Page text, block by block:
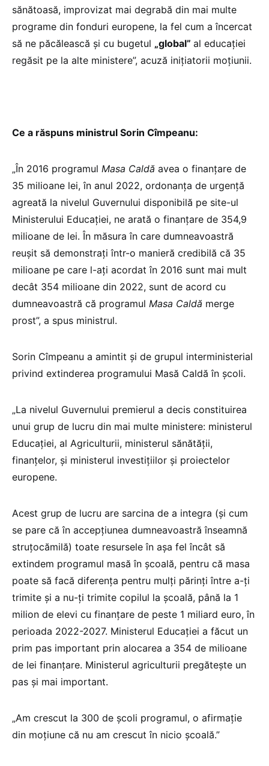
sănătoasă, improvizat mai degrabă din mai multe
programe din fonduri europene, la fel cum a încercat
să ne păcălească și cu bugetul „global” al educației
regăsit pe la alte ministere”, acuză inițiatorii moțiunii.
Ce a răspuns ministrul Sorin Cîmpeanu:
„În 2016 programul Masa Caldă avea o finanțare de
35 milioane lei, în anul 2022, ordonanța de urgență
agreată la nivelul Guvernului disponibilă pe site-ul
Ministerului Educației, ne arată o finanțare de 354,9
milioane de lei. În măsura în care dumneavoastră
reușit să demonstrați într-o manieră credibilă că 35
milioane pe care l-ați acordat în 2016 sunt mai mult
decât 354 milioane din 2022, sunt de acord cu
dumneavoastră că programul Masa Caldă merge
prost”, a spus ministrul.
Sorin Cîmpeanu a amintit și de grupul interministerial
privind extinderea programului Masă Caldă în școli.
„La nivelul Guvernului premierul a decis constituirea
unui grup de lucru din mai multe ministere: ministerul
Educației, al Agriculturii, ministerul sănătății,
finanțelor, și ministerul investițiilor și proiectelor
europene.
Acest grup de lucru are sarcina de a integra (și cum
se pare că în accepțiunea dumneavoastră înseamnă
struțocămilă) toate resursele în așa fel încât să
extindem programul masă în școală, pentru că masa
poate să facă diferența pentru mulți părinți între a-ți
trimite și a nu-ți trimite copilul la școală, până la 1
milion de elevi cu finanțare de peste 1 miliard euro, în
perioada 2022-2027. Ministerul Educației a făcut un
prim pas important prin alocarea a 354 de milioane
de lei finanțare. Ministerul agriculturii pregătește un
pas și mai important.
„Am crescut la 300 de școli programul, o afirmație
din moțiune că nu am crescut în nicio școală.”